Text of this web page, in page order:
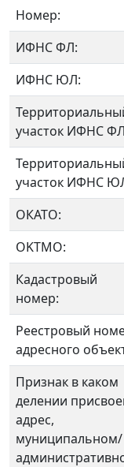
Номер:
ИФНС ФЛ:
ИФНС ЮЛ:
участок ИФНС
участок ИФНС
ОКАТО:
OKTMO:
Кадастровый
номер:
Реестровый
адресного
Признак в каком
делении
адрес,
муниципальном/